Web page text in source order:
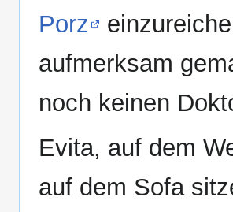
Porz
aufmerksam
noch keinen
Evita, auf dem
auf dem Sofa